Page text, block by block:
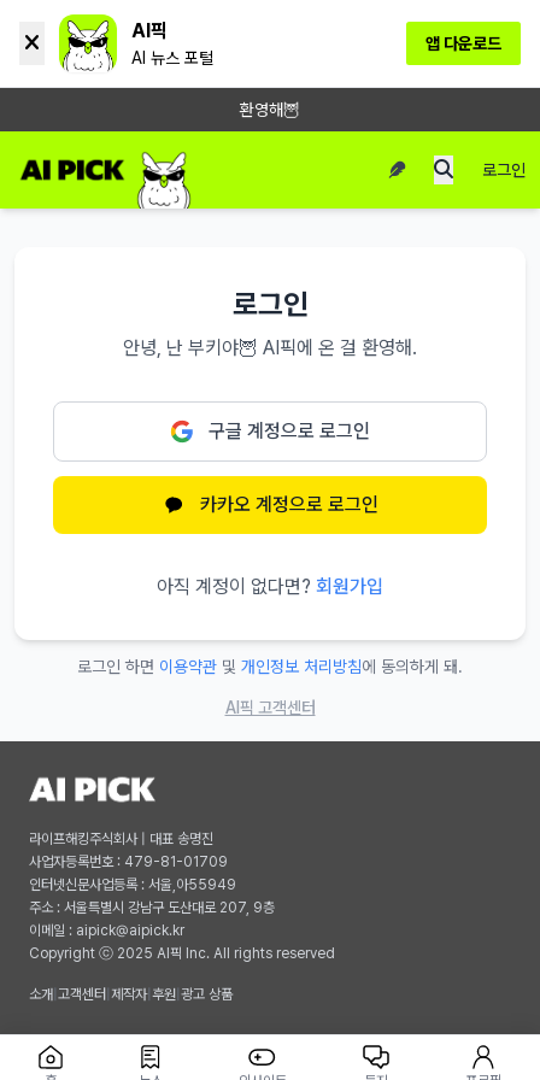
AI픽
AI 뉴스 포털
앱 다운로드
환영해🦉
로그인
로그인
안녕, 난 부키야🦉 AI픽에 온 걸 환영해.
구글 계정으로 로그인
카카오 계정으로 로그인
아직 계정이 없다면? 회원가입
로그인 하면 이용약관 및 개인정보 처리방침에 동의하게 돼.
AI픽 고객센터
라이프해킹주식회사 | 대표 송명진
사업자등록번호 : 479-81-01709
인터넷신문사업등록 : 서울,아55949
주소 : 서울특별시 강남구 도산대로 207, 9층
이메일 : aipick@aipick.kr
Copyright ⓒ 2025 AI픽 Inc. All rights reserved
소개 고객센터 제작자| 후원 광고 상품